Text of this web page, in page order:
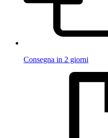
Consegna in 2 giorni